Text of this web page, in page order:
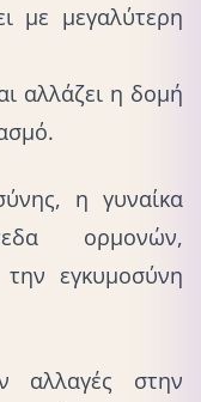
με μεγαλύτερη
αλλάζει η δομή
, η γυναίκα
ορμονών,
την εγκυμοσύνη
αλλαγές στην